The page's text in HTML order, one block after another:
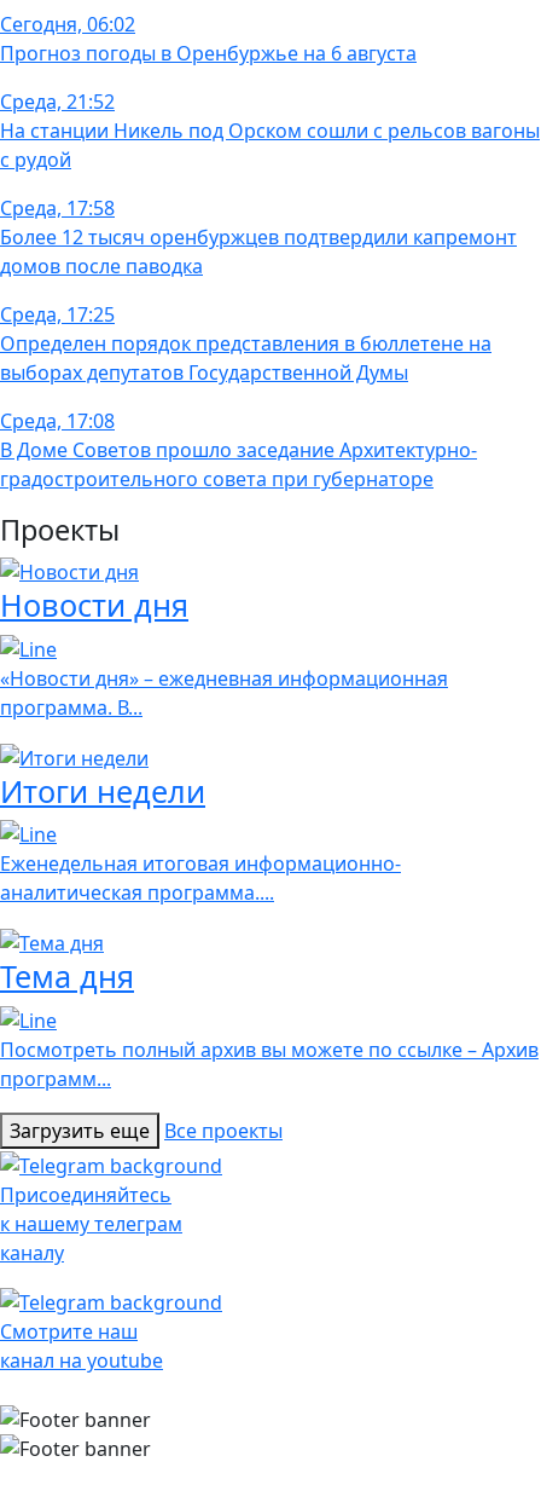
Сегодня, 06:02
Прогноз погоды в Оренбуржье на 6 августа
Среда, 21:52
На станции Никель под Орском сошли с рельсов вагоны
с рудой
Среда, 17:58
Более 12 тысяч оренбуржцев подтвердили капремонт
домов после паводка
Среда, 17:25
Определен порядок представления в бюллетене на
выборах депутатов Государственной Думы
Среда, 17:08
В Доме Советов прошло заседание Архитектурно-
градостроительного совета при губернаторе
Проекты
Новости дня
«Новости дня» – ежедневная информационная
программа. В...
Итоги недели
Еженедельная итоговая информационно-
аналитическая программа....
Тема дня
Посмотреть полный архив вы можете по ссылке – Архив
программ...
Загрузить еще Все проекты
Присоединяйтесь
к нашему телеграм
каналу
Смотрите наш
канал на youtube